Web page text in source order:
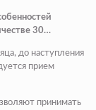
30…
до наступления
прием
принимать